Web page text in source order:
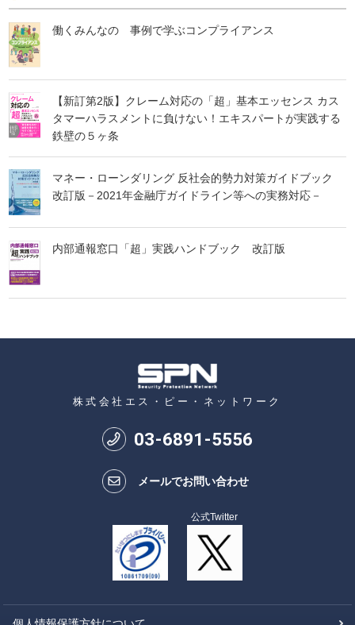
働くみんなの 事例で学ぶコンプライアンス
【新訂第2版】クレーム対応の「超」基本エッセンス カス
タマーハラスメントに負けない！エキスパートが実践する
鉄壁の５ヶ条
マネー・ローンダリング 反社会的勢力対策ガイドブック
改訂版－2021年金融庁ガイドライン等への実務対応－
内部通報窓口「超」実践ハンドブック 改訂版
株式会社エス・ピー・ネットワーク
03-6891-5556
メールでお問い合わせ
公式Twitter